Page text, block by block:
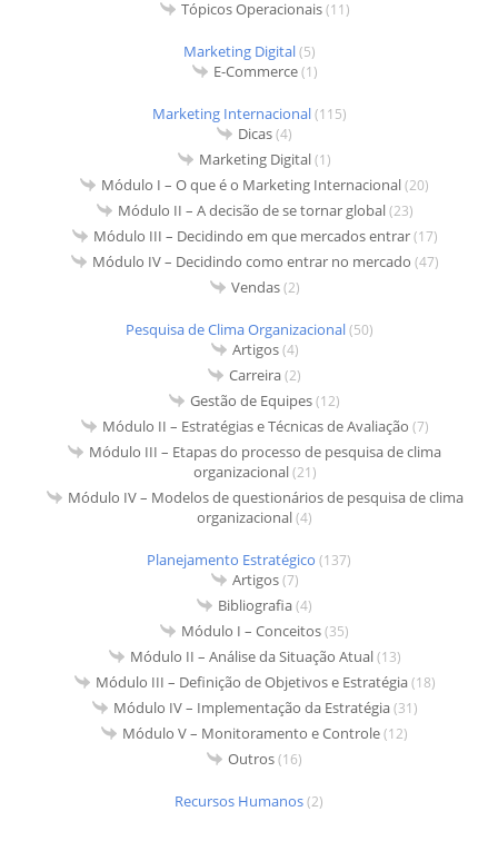
Tópicos Operacionais(11)
Marketing Digital(5)
E-Commerce(1)
Marketing Internacional(115)
Dicas(4)
Marketing Digital(1)
Módulo I – O que é o Marketing Internacional(20)
Módulo II – A decisão de se tornar global(23)
Módulo III – Decidindo em que mercados entrar(17)
Módulo IV – Decidindo como entrar no mercado (47)
Vendas(2)
Pesquisa de Clima Organizacional(50)
Artigos(4)
Carreira(2)
Gestão de Equipes(12)
Módulo II – Estratégias e Técnicas de Avaliação (7)
Módulo III – Etapas do processo de pesquisa de clima
organizacional(21)
Módulo IV – Modelos de questionários de pesquisa de clima
organizacional(4)
Planejamento Estratégico (137)
Artigos(7)
Bibliografia(4)
Módulo I – Conceitos(35)
Módulo II – Análise da Situação Atual(13)
Módulo III – Definição de Objetivos e Estratégia(18)
Módulo IV – Implementação da Estratégia(31)
Módulo V – Monitoramento e Controle(12)
Outros(16)
Recursos Humanos(2)